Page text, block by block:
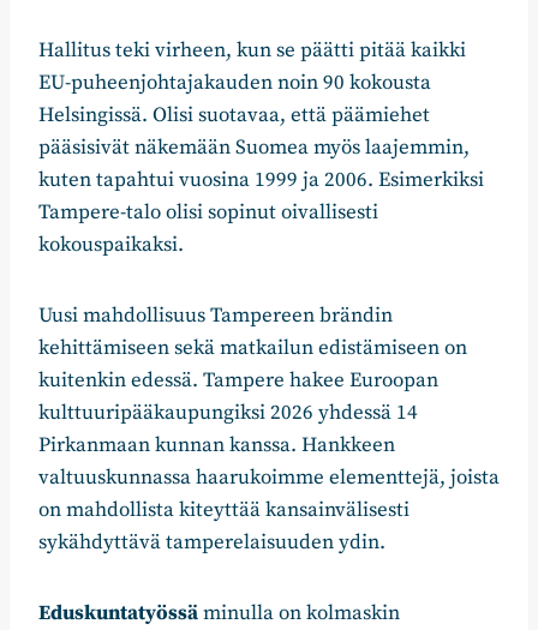
Hallitus teki virheen, kun se päätti pitää kaikki
EU-puheenjohtajakauden noin 90 kokousta
Helsingissä. Olisi suotavaa, että päämiehet
pääsisivät näkemään Suomea myös laajemmin,
kuten tapahtui vuosina 1999 ja 2006. Esimerkiksi
Tampere-talo olisi sopinut oivallisesti
kokouspaikaksi.
Uusi mahdollisuus Tampereen brändin
kehittämiseen sekä matkailun edistämiseen on
kuitenkin edessä. Tampere hakee Euroopan
kulttuuripääkaupungiksi 2026 yhdessä 14
Pirkanmaan kunnan kanssa. Hankkeen
valtuuskunnassa haarukoimme elementtejä, joista
on mahdollista kiteyttää kansainvälisesti
sykähdyttävä tamperelaisuuden ydin.
Eduskuntatyössäminulla on kolmaskin